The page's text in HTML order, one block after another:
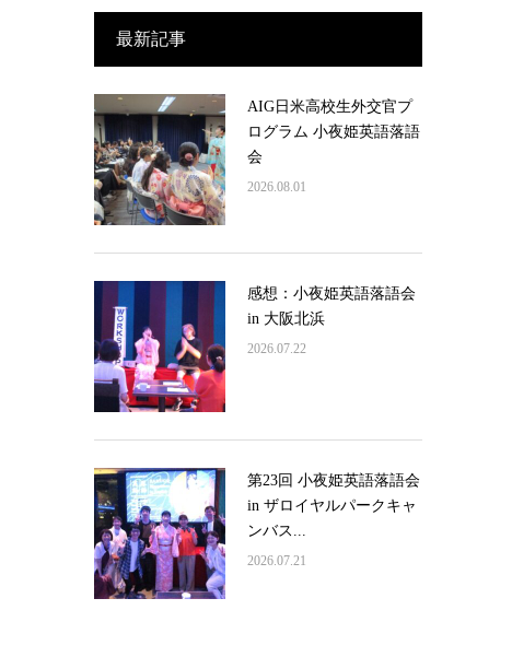
最新記事
AIG日米高校生外交官プ
ログラム 小夜姫英語落語
会
2026.08.01
感想：小夜姫英語落語会
in 大阪北浜
2026.07.22
第23回 小夜姫英語落語会
in ザロイヤルパークキャ
ンバス...
2026.07.21